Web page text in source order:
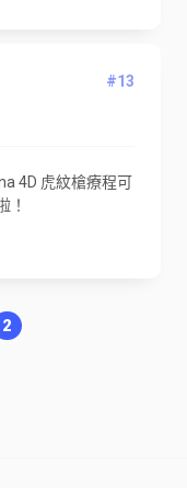
#13
4D 虎紋槍療程可
！
2